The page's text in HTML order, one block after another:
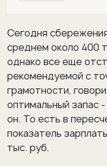
Сегодня
среднем около 400
однако все еще
рекомендуемой с
грамотности,
оптимальный запас
он. То есть в
показатель
тыс. руб.